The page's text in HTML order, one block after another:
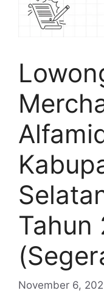
Tahun
November 6,